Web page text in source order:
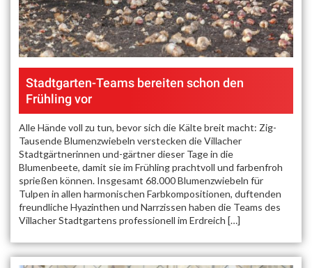
Stadtgarten-Teams bereiten schon den
Frühling vor
Alle Hände voll zu tun, bevor sich die Kälte breit macht: Zig-
Tausende Blumenzwiebeln verstecken die Villacher
Stadtgärtnerinnen und-gärtner dieser Tage in die
Blumenbeete, damit sie im Frühling prachtvoll und farbenfroh
sprießen können. Insgesamt 68.000 Blumenzwiebeln für
Tulpen in allen harmonischen Farbkompositionen, duftenden
freundliche Hyazinthen und Narrzissen haben die Teams des
Villacher Stadtgartens professionell im Erdreich […]